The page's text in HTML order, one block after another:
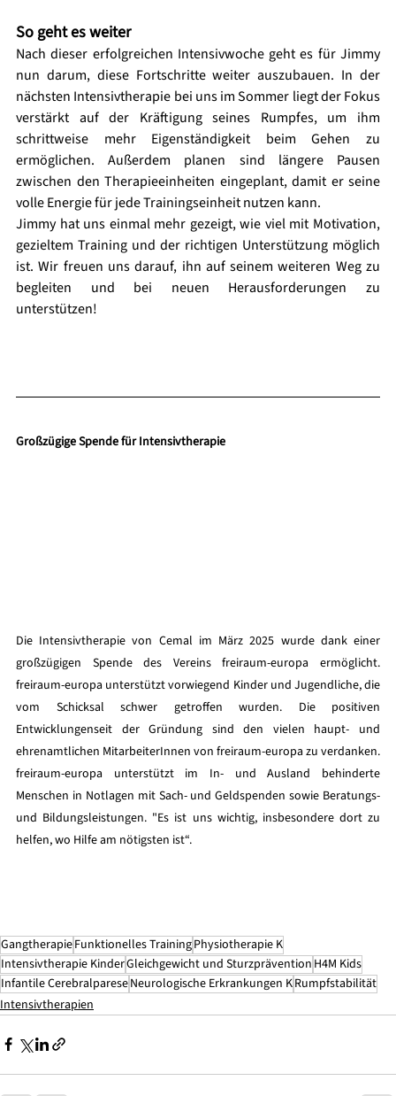
So geht es weiter
Nach dieser erfolgreichen Intensivwoche geht es für Jimmy
nun darum, diese Fortschritte weiter auszubauen. In der
nächsten Intensivtherapie bei uns im Sommer liegt der Fokus
verstärkt auf der Kräftigung seines Rumpfes, um ihm
schrittweise mehr Eigenständigkeit beim Gehen zu
ermöglichen. Außerdem planen sind längere Pausen
zwischen den Therapieeinheiten eingeplant, damit er seine
volle Energie für jede Trainingseinheit nutzen kann.
Jimmy hat uns einmal mehr gezeigt, wie viel mit Motivation,
gezieltem Training und der richtigen Unterstützung möglich
ist. Wir freuen uns darauf, ihn auf seinem weiteren Weg zu
begleiten und bei neuen Herausforderungen zu
unterstützen!
Großzügige Spende für Intensivtherapie
Die Intensivtherapie von Cemal im März 2025 wurde dank einer
großzügigen Spende des Vereins freiraum-europa ermöglicht.
freiraum-europa unterstützt vorwiegend Kinder und Jugendliche, die
vom Schicksal schwer getroffen wurden. Die positiven
Entwicklungenseit der Gründung sind den vielen haupt- und
ehrenamtlichen MitarbeiterInnen von freiraum-europa zu verdanken.
freiraum-europa unterstützt im In- und Ausland behinderte
Menschen in Notlagen mit Sach- und Geldspenden sowie Beratungs-
und Bildungsleistungen. "Es ist uns wichtig, insbesondere dort zu
helfen, wo Hilfe am nötigsten ist“.
GangtherapieFunktionelles TrainingPhysiotherapie K
Intensivtherapie KinderGleichgewicht und Sturzprävention H4M Kids
Infantile CerebralpareseNeurologische Erkrankungen KRumpfstabilität
Intensivtherapien